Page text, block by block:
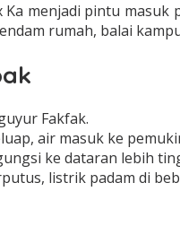
Ka menjadi pintu
rumah, balai
Fakfak.
air masuk ke
ke dataran lebih
listrik padam di